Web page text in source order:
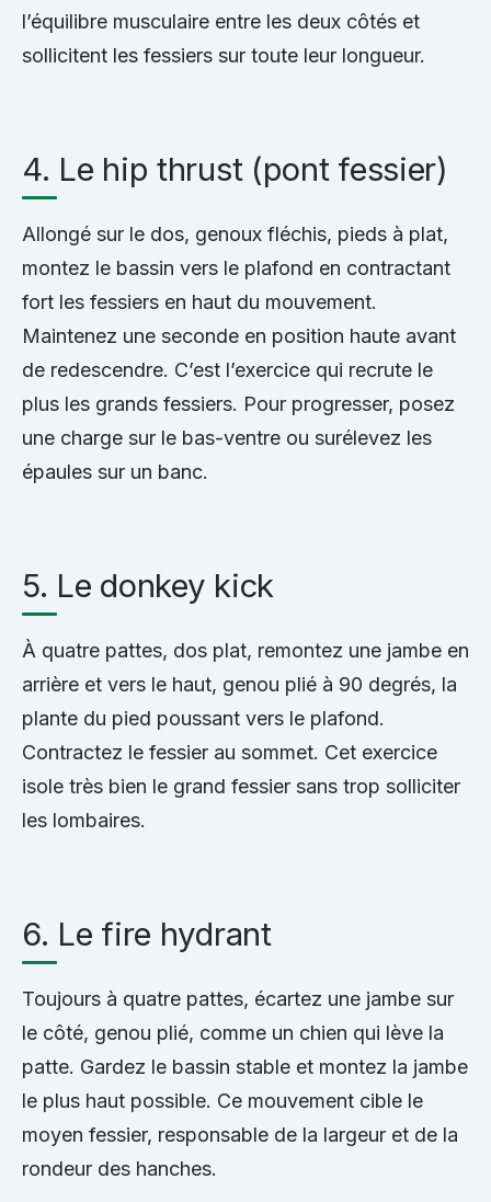
l’équilibre musculaire entre les deux côtés et
sollicitent les fessiers sur toute leur longueur.
4. Le hip thrust (pont fessier)
Allongé sur le dos, genoux fléchis, pieds à plat,
montez le bassin vers le plafond en contractant
fort les fessiers en haut du mouvement.
Maintenez une seconde en position haute avant
de redescendre. C’est l’exercice qui recrute le
plus les grands fessiers. Pour progresser, posez
une charge sur le bas-ventre ou surélevez les
épaules sur un banc.
5. Le donkey kick
À quatre pattes, dos plat, remontez une jambe en
arrière et vers le haut, genou plié à 90 degrés, la
plante du pied poussant vers le plafond.
Contractez le fessier au sommet. Cet exercice
isole très bien le grand fessier sans trop solliciter
les lombaires.
6. Le fire hydrant
Toujours à quatre pattes, écartez une jambe sur
le côté, genou plié, comme un chien qui lève la
patte. Gardez le bassin stable et montez la jambe
le plus haut possible. Ce mouvement cible le
moyen fessier, responsable de la largeur et de la
rondeur des hanches.